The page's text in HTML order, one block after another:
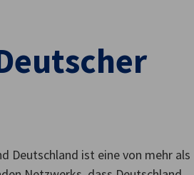
Deutschland ist eine von mehr als